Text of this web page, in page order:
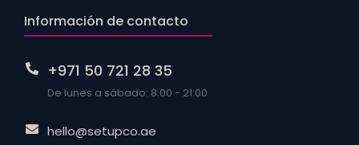
Información de contacto
+971 50 721 28 35
De lunes a sábado: 8:00 - 21:00
hello@setupco.ae